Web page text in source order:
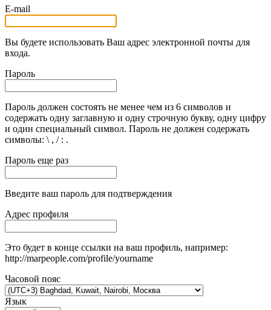
E-mail
Вы будете использовать Ваш адрес электронной почты для
входа.
Пароль
Пароль должен состоять не менее чем из 6 символов и
содержать одну заглавную и одну строчную букву, одну цифру
и один специальный символ. Пароль не должен содержать
символы: \ , / : .
Пароль еще раз
Введите ваш пароль для подтверждения
Адрес профиля
Это будет в конце ссылки на ваш профиль, например:
http://marpeople.com/profile/yourname
Часовой пояс
Язык